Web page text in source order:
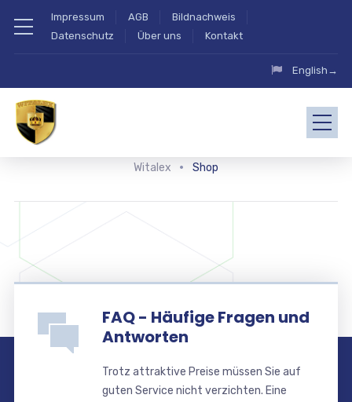
Impressum AGB
Bildnachweis
Datenschutz
Über uns Kontakt
English→
Witalex Shop
FAQ - Häufige Fragen und
Antworten
Trotz attraktive Preise müssen Sie auf
guten Service nicht verzichten. Eine